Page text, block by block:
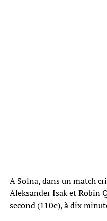
A Solna, dans un match
Aleksander Isak et Robin
second (110e), à dix